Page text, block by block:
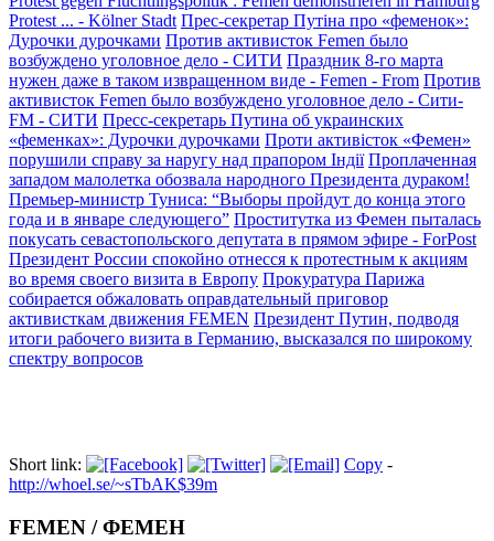
Protest ... - Kölner Stadt Прес-секретар Путіна про «феменок»:
Дурочки дурочками Против активисток Femen было
возбуждено уголовное дело - СИТИ Праздник 8-го марта
нужен даже в таком извращенном виде - Femen - From Против
активисток Femen было возбуждено уголовное дело - Сити-
FM - СИТИ Пресс-секретарь Путина об украинских
«феменках»: Дурочки дурочками Проти активісток «Фемен»
порушили справу за наругу над прапором Індії Проплаченная
западом малолетка обозвала народного Президента дураком!
Премьер-министр Туниса: “Выборы пройдут до конца этого
года и в январе следующего” Проститутка из Фемен пыталась
покусать севастопольского депутата в прямом эфире - ForPost
Президент России спокойно отнесся к протестным к акциям
во время своего визита в Европу Прокуратура Парижа
собирается обжаловать оправдательный приговор
активисткам движения FEMEN Президент Путин, подводя
итоги рабочего визита в Германию, высказался по широкому
спектру вопросов
Short link: Copy -
http://whoel.se/~sTbAK$39m
FEMEN / ФЕМЕН